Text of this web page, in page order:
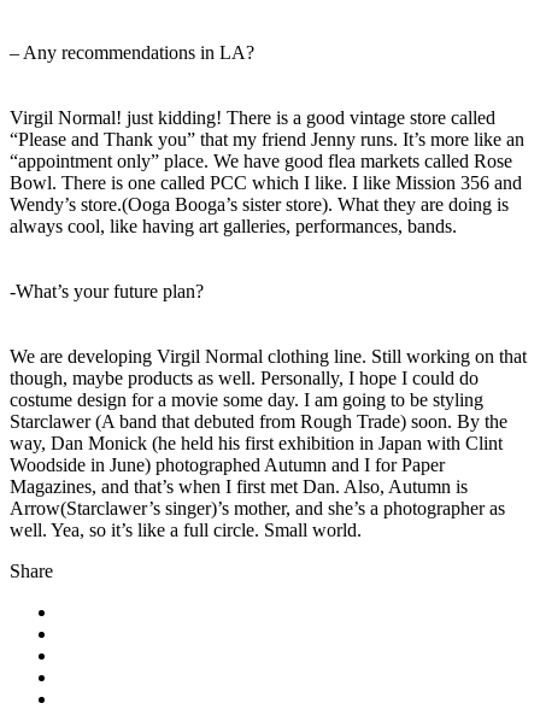
– Any recommendations in LA?
Virgil Normal! just kidding! There is a good vintage store called
“Please and Thank you” that my friend Jenny runs. It’s more like an
“appointment only” place. We have good flea markets called Rose
Bowl. There is one called PCC which I like. I like Mission 356 and
Wendy’s store.(Ooga Booga’s sister store). What they are doing is
always cool, like having art galleries, performances, bands.
-What’s your future plan?
We are developing Virgil Normal clothing line. Still working on that
though, maybe products as well. Personally, I hope I could do
costume design for a movie some day. I am going to be styling
Starclawer (A band that debuted from Rough Trade) soon. By the
way, Dan Monick (he held his first exhibition in Japan with Clint
Woodside in June) photographed Autumn and I for Paper
Magazines, and that’s when I first met Dan. Also, Autumn is
Arrow(Starclawer’s singer)’s mother, and she’s a photographer as
well. Yea, so it’s like a full circle. Small world.
Share